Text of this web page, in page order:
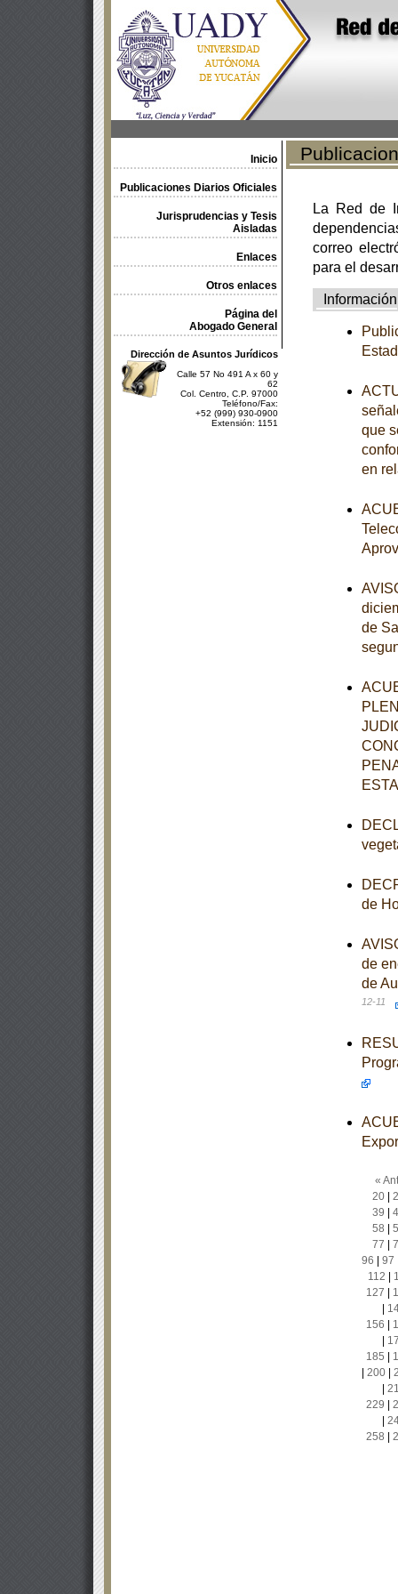
Inicio
Publicaciones Diarios Oficiales
Jurisprudencias y Tesis
Aisladas
Enlaces
Otros enlaces
Página del
Abogado General
Dirección de Asuntos Jurídicos
Calle 57 No 491 A x 60 y
62
Col. Centro, C.P. 97000
Teléfono/Fax:
+52 (999) 930-0900
Extensión: 1151
La Red de
correo
para el
Información
que
en
de
de
de
de
12-11
«
20|
39
58
77
96
97
112
127
156
185
200|
229
258